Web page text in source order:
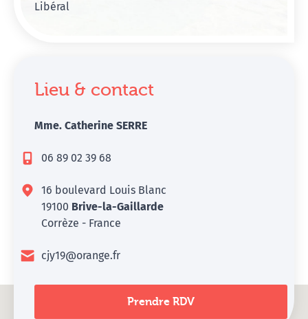
Libéral
Lieu & contact
Mme. Catherine SERRE
06 89 02 39 68
16 boulevard Louis Blanc
19100 Brive-la-Gaillarde
Corrèze - France
cjy19@orange.fr
Prendre RDV